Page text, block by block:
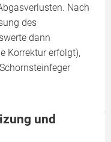
Nach
des
dann
Korrektur erfolgt),
und